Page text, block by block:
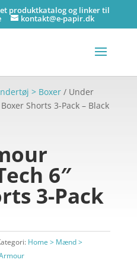
et produktkatalog og linker til
kontakt@e-papir.dk
> Boxer/ Under
Shorts 3-Pack – Black
6″
3-Pack
Home > Mænd >